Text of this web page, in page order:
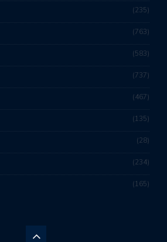
235
763
583
737
467
135
28
234
165